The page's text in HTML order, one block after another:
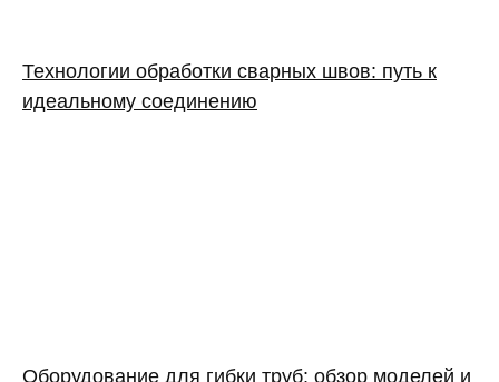
Технологии обработки сварных швов: путь к
идеальному соединению
Оборудование для гибки труб: обзор моделей и